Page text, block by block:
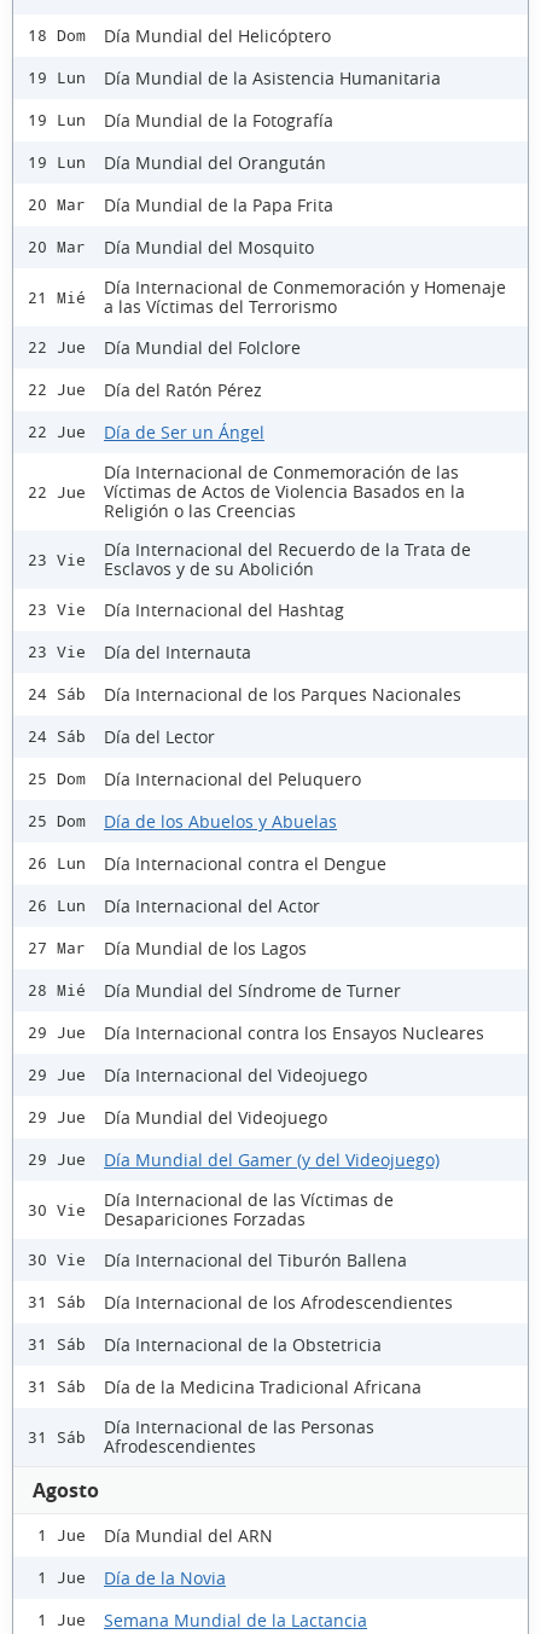
18 Dom Día Mundial del Helicóptero
19 Lun Día Mundial de la Asistencia Humanitaria
19 Lun Día Mundial de la Fotografía
19 Lun Día Mundial del Orangután
20 Mar Día Mundial de la Papa Frita
20 Mar Día Mundial del Mosquito
21 Mié
Día Internacional de Conmemoración y Homenaje
a las Víctimas del Terrorismo
22 Jue Día Mundial del Folclore
22 Jue Día del Ratón Pérez
22 Jue Día de Ser un Ángel
22 Jue
Día Internacional de Conmemoración de las
Víctimas de Actos de Violencia Basados en la
Religión o las Creencias
23 Vie
Día Internacional del Recuerdo de la Trata de
Esclavos y de su Abolición
23 Vie Día Internacional del Hashtag
23 Vie Día del Internauta
24 Sáb Día Internacional de los Parques Nacionales
24 Sáb Día del Lector
25 Dom Día Internacional del Peluquero
25 Dom Día de los Abuelos y Abuelas
26 Lun Día Internacional contra el Dengue
26 Lun Día Internacional del Actor
27 Mar Día Mundial de los Lagos
28 Mié Día Mundial del Síndrome de Turner
29 Jue Día Internacional contra los Ensayos Nucleares
29 Jue Día Internacional del Videojuego
29 Jue Día Mundial del Videojuego
29 Jue Día Mundial del Gamer (y del Videojuego)
30 Vie
Día Internacional de las Víctimas de
Desapariciones Forzadas
30 Vie Día Internacional del Tiburón Ballena
31 Sáb Día Internacional de los Afrodescendientes
31 Sáb Día Internacional de la Obstetricia
31 Sáb Día de la Medicina Tradicional Africana
31 Sáb
Día Internacional de las Personas
Afrodescendientes
Agosto
1 Jue Día Mundial del ARN
1 Jue Día de la Novia
1 Jue Semana Mundial de la Lactancia